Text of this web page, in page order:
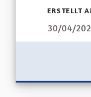
ERSTELLT
30/04/